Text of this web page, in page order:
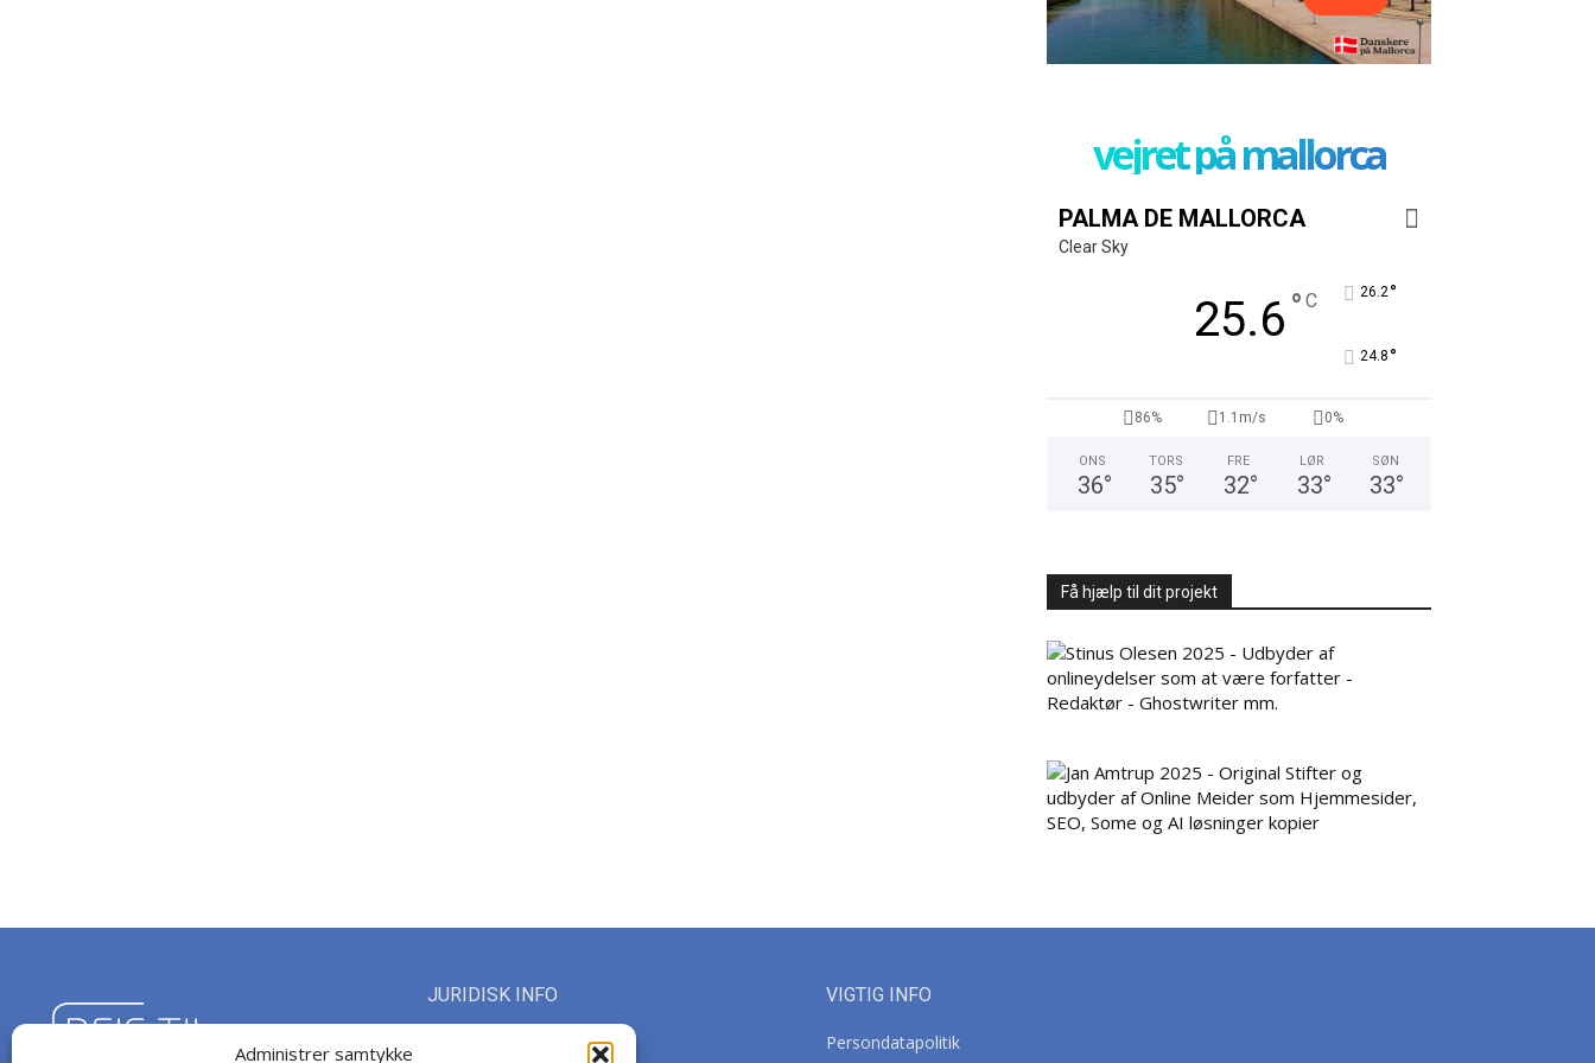
Administrer samtykke
vejret på mallorca
PALMA DE MALLORCA
Clear Sky
25.6 ° C 26.2°
24.8 °
86% 1.1m/s 0%
ONS
36°
TORS
35°
FRE
32°
LØR
33°
SØN
33°
Få hjælp til dit projekt
JURIDISK INFO VIGTIG INFO
Persondatapolitik